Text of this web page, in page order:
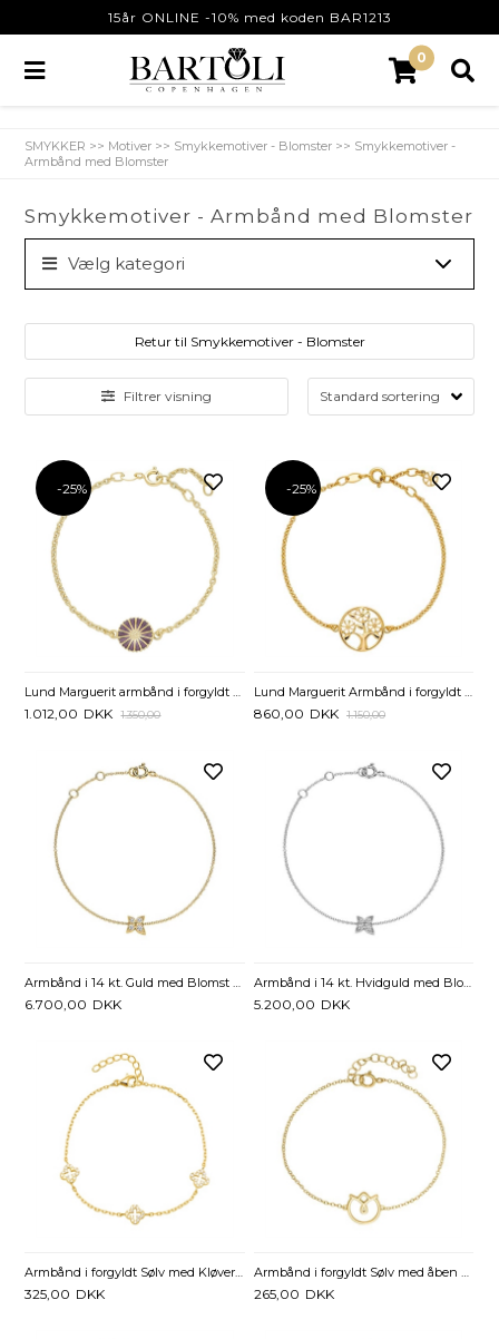
15år ONLINE -10% med koden BAR1213
0
SMYKKER >> Motiver >> Smykkemotiver - Blomster >> Smykkemotiver -
Armbånd med Blomster
Smykkemotiver - Armbånd med Blomster
Vælg kategori
Filtrer visning
Retur til Smykkemotiver - Blomster
-25%
Lund Marguerit armbånd i forgyldt Sølv med lilla Marguerit
1.012,00 DKK 1.350,00
-25%
Lund Marguerit Armbånd i forgyldt Sølv med Livets Træ - 17 til 19 cm
860,00 DKK 1.150,00
6.700,00 DKK 5.200,00 DKK
Armbånd i forgyldt Sølv med Kløver og Zirkoniasten - 16,5 til 19 cm
325,00 DKK
Armbånd i forgyldt Sølv med åben Blomst - 16 til 19 cm
265,00 DKK